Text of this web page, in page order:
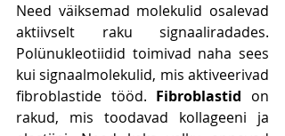
Need väiksemad molekulid osalevad
aktiivselt raku signaaliradades.
Polünukleotiidid toimivad naha sees
kui signaalmolekulid, mis aktiveerivad
fibroblastide tööd. Fibroblastid on
rakud, mis toodavad kollageeni ja